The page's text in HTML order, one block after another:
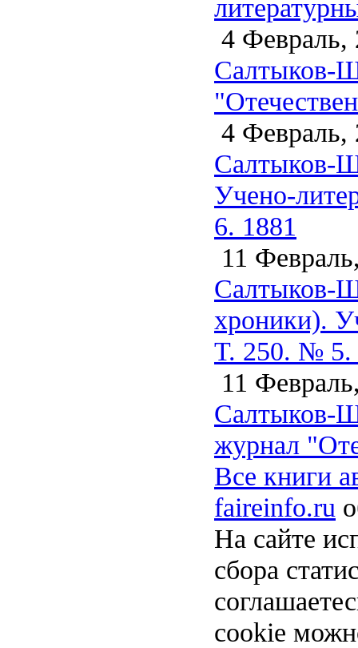
4 Февраль,
Салтыков-
4 Февраль,
Салтыков-
Учено-
6. 1881
11
Салтыков-
хроники).
Т. 250. № 5.
11
Салтыков-
журнал
Все книги
faireinfo.ru
На сайте
сбора
cookie